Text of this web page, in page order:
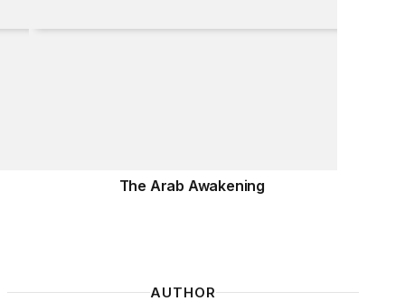
The Arab Awakening
AUTHOR